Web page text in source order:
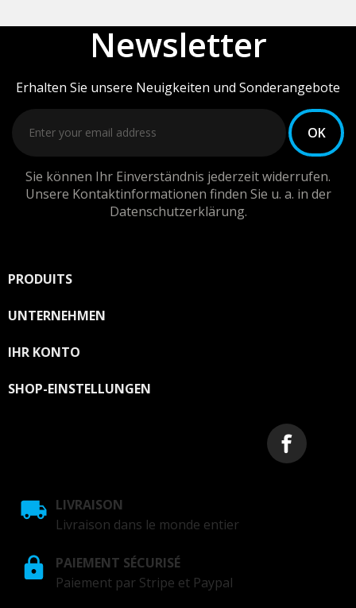
Newsletter
Erhalten Sie unsere Neuigkeiten und Sonderangebote
Sie können Ihr Einverständnis jederzeit widerrufen.
Unsere Kontaktinformationen finden Sie u. a. in der
Datenschutzerklärung.
PRODUITS
UNTERNEHMEN
IHR KONTO
SHOP-EINSTELLUNGEN
LIVRAISON
Livraison dans le monde entier
PAIEMENT SÉCURISÉ
Paiement par Stripe et Paypal